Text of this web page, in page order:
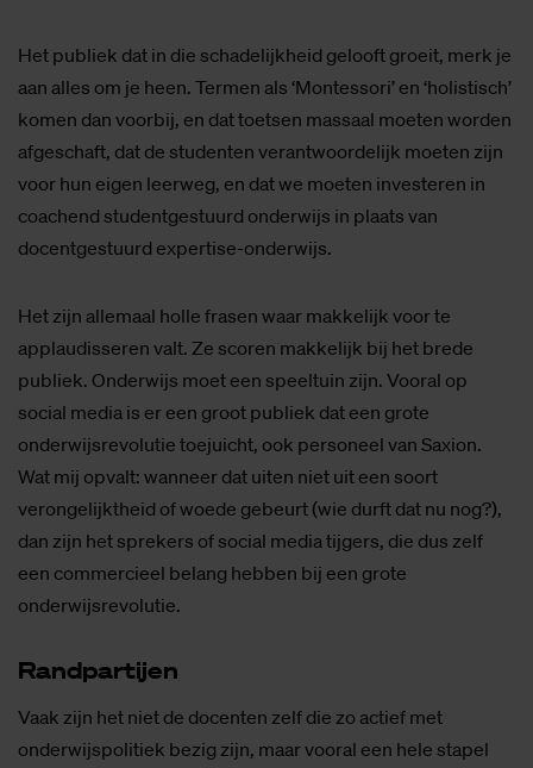
Het publiek dat in die schadelijkheid gelooft groeit, merk je
aan alles om je heen. Termen als ‘Montessori’ en ‘holistisch’
komen dan voorbij, en dat toetsen massaal moeten worden
afgeschaft, dat de studenten verantwoordelijk moeten zijn
voor hun eigen leerweg, en dat we moeten investeren in
coachend studentgestuurd onderwijs in plaats van
docentgestuurd expertise-onderwijs.
Het zijn allemaal holle frasen waar makkelijk voor te
applaudisseren valt. Ze scoren makkelijk bij het brede
publiek. Onderwijs moet een speeltuin zijn. Vooral op
social media is er een groot publiek dat een grote
onderwijsrevolutie toejuicht, ook personeel van Saxion.
Wat mij opvalt: wanneer dat uiten niet uit een soort
verongelijktheid of woede gebeurt (wie durft dat nu nog?),
dan zijn het sprekers of social media tijgers, die dus zelf
een commercieel belang hebben bij een grote
onderwijsrevolutie.
Rand­par­tij­en
Vaak zijn het niet de docenten zelf die zo actief met
onderwijspolitiek bezig zijn, maar vooral een hele stapel